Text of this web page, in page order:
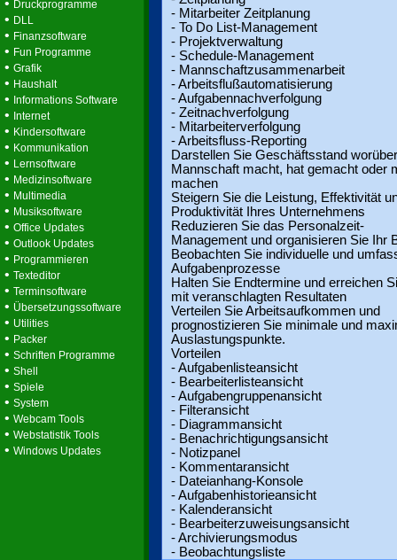
• Druckprogramme
• DLL
• Finanzsoftware
• Fun Programme
• Grafik
• Haushalt
• Informations Software
• Internet
• Kindersoftware
• Kommunikation
• Lernsoftware
• Medizinsoftware
• Multimedia
• Musiksoftware
• Office Updates
• Outlook Updates
• Programmieren
• Texteditor
• Terminsoftware
• Übersetzungssoftware
• Utilities
• Packer
• Schriften Programme
• Shell
• Spiele
• System
• Webcam Tools
• Webstatistik Tools
• Windows Updates
- Mitarbeiter Zeitplanung
- To Do List-Management
- Projektverwaltung
- Schedule-Management
- Mannschaftzusammenarbeit
- Arbeitsflußautomatisierung
- Aufgabennachverfolgung
- Zeitnachverfolgung
- Mitarbeiterverfolgung
- Arbeitsfluss-Reporting
Darstellen Sie Geschäftsstand
Mannschaft macht, hat gemacht oder
machen
Steigern Sie die Leistung, Effektivität
Produktivität Ihres Unternehmens
Reduzieren Sie das Personalzeit-
Management und organisieren Sie Ihr
Beobachten Sie individuelle und
Aufgabenprozesse
Halten Sie Endtermine und erreichen
mit veranschlagten Resultaten
Verteilen Sie Arbeitsaufkommen und
prognostizieren Sie minimale und
Auslastungspunkte.
Vorteilen
- Aufgabenlisteansicht
- Bearbeiterlisteansicht
- Aufgabengruppenansicht
- Filteransicht
- Diagrammansicht
- Benachrichtigungsansicht
- Notizpanel
- Kommentaransicht
- Dateianhang-Konsole
- Aufgabenhistorieansicht
- Kalenderansicht
- Bearbeiterzuweisungsansicht
- Archivierungsmodus
- Beobachtungsliste